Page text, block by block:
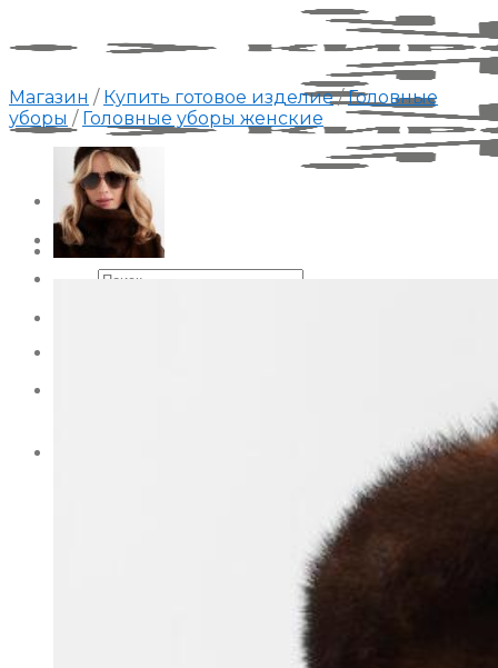
Искать:
При оформлении заказа Вы ничего не
С Вами свяжется специалист для подробной
консультации по размеру выбранных
изделий и согласованию дальнейших
Магазин / Купить готовое изделие / Головные
уборы / Головные уборы женские